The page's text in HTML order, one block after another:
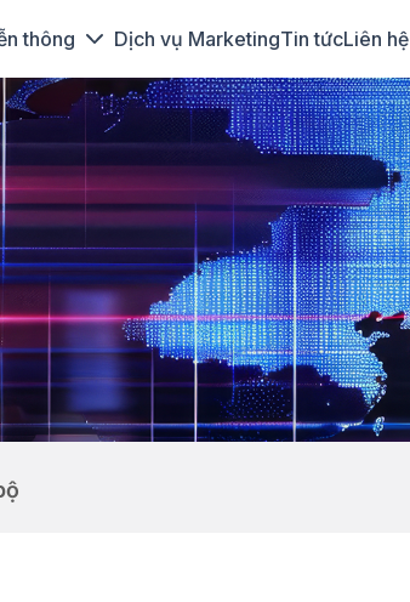
thông Dịch vụ MarketingTin tứcLiên hệ